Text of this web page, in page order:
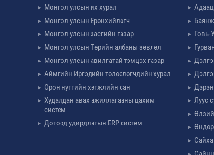
Монгол улсын их хурал
Монгол улсын Ерөнхийлөгч
Монгол улсын засгийн газар
Монгол улсын Төрийн албаны зөвлөл
Монгол улсын авилгатай тэмцэх газар
Аймгийн Иргэдийн төлөөлөгчдийн хурал
Орон нутгийн хөгжлийн сан
Худалдан авах ажиллагааны цахим
систем
Дотоод удирдлагын ERP систем
Говь-
Луус